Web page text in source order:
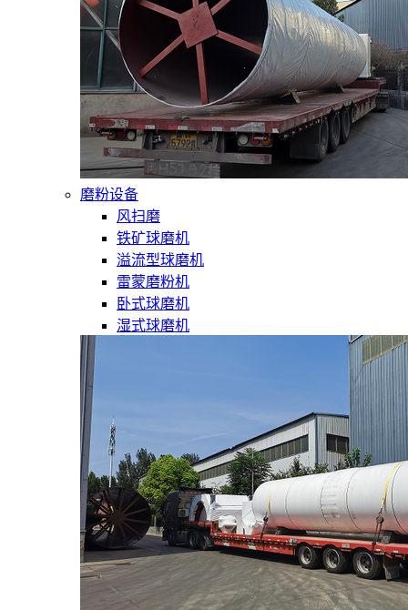
磨粉设备
风扫磨
铁矿球磨机
溢流型球磨机
雷蒙磨粉机
卧式球磨机
湿式球磨机